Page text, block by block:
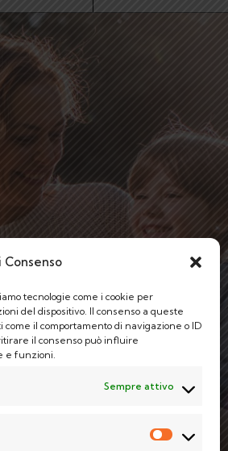
Consenso
tecnologie come i cookie per
del dispositivo. Il consenso a queste
il comportamento di navigazione o ID
il consenso può influire
e funzioni.
Sempre attivo